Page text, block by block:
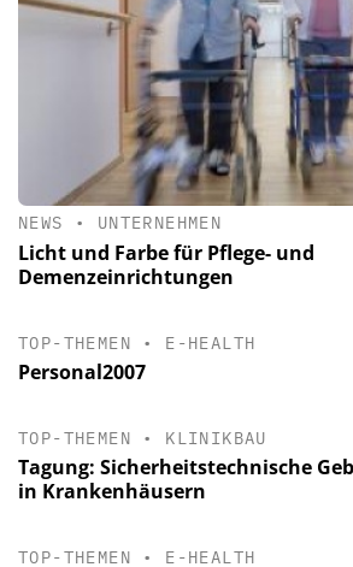
NEWS • UNTERNEHMEN
Licht und Farbe für Pflege- und
Demenzeinrichtungen
TOP-THEMEN • E-HEALTH
Personal2007
TOP-THEMEN • KLINIKBAU
Tagung: Sicherheitstechnische
in Krankenhäusern
TOP-THEMEN • E-HEALTH